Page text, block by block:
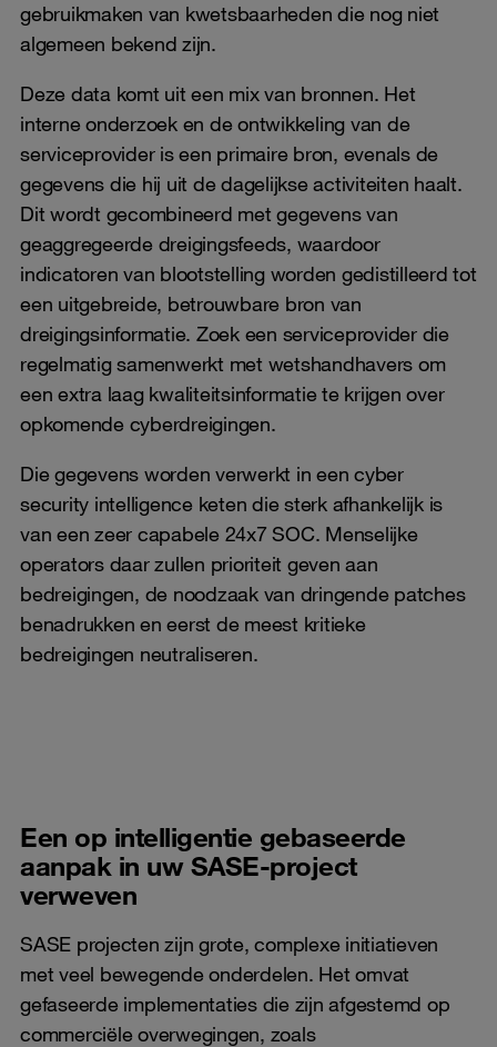
gebruikmaken van kwetsbaarheden die nog niet
algemeen bekend zijn.
Deze data komt uit een mix van bronnen. Het
interne onderzoek en de ontwikkeling van de
serviceprovider is een primaire bron, evenals de
gegevens die hij uit de dagelijkse activiteiten haalt.
Dit wordt gecombineerd met gegevens van
geaggregeerde dreigingsfeeds, waardoor
indicatoren van blootstelling worden gedistilleerd tot
een uitgebreide, betrouwbare bron van
dreigingsinformatie. Zoek een serviceprovider die
regelmatig samenwerkt met wetshandhavers om
een ​​extra laag kwaliteitsinformatie te krijgen over
opkomende cyberdreigingen.
Die gegevens worden verwerkt in een cyber
security intelligence keten die sterk afhankelijk is
van een zeer capabele 24x7 SOC. Menselijke
operators daar zullen prioriteit geven aan
bedreigingen, de noodzaak van dringende patches
benadrukken en eerst de meest kritieke
bedreigingen neutraliseren.
Een op intelligentie gebaseerde
aanpak in uw SASE-project
verweven
SASE projecten zijn grote, complexe initiatieven
met veel bewegende onderdelen. Het omvat
gefaseerde implementaties die zijn afgestemd op
commerciële overwegingen, zoals